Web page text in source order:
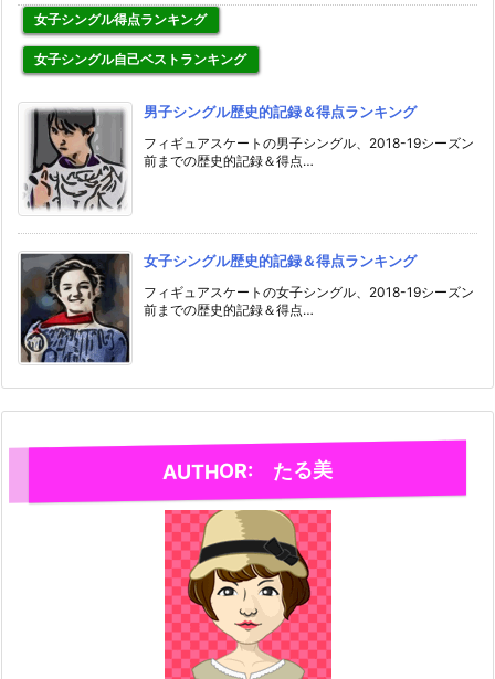
女子シングル得点ランキング
女子シングル自己ベストランキング
男子シングル歴史的記録＆得点ランキング
フィギュアスケートの男子シングル、2018-19シーズン
前までの歴史的記録＆得点…
女子シングル歴史的記録＆得点ランキング
フィギュアスケートの女子シングル、2018-19シーズン
前までの歴史的記録＆得点…
AUTHOR: たる美